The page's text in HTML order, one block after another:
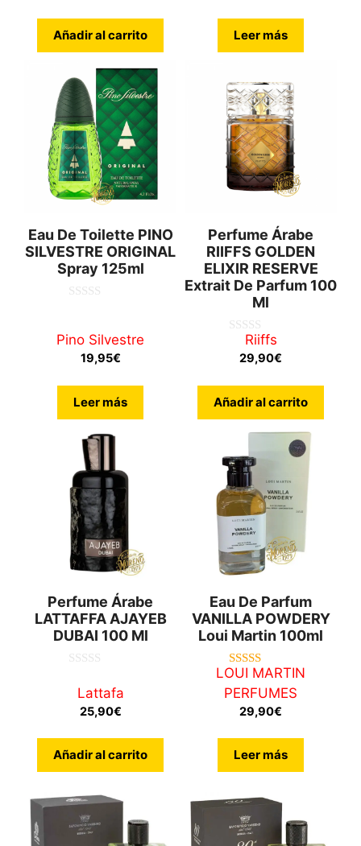
Añadir al carrito Leer más
Eau De Toilette PINO
SILVESTRE ORIGINAL
Spray 125ml
5
Pino Silvestre
19,95€
Leer más
Perfume Árabe
RIIFFS GOLDEN
ELIXIR RESERVE
Extrait De Parfum 100
Ml
Riiffs
29,90€
Añadir al carrito
Perfume Árabe
LATTAFFA AJAYEB
DUBAI 100 Ml
Lattafa
25,90€
Añadir al carrito
Eau De Parfum
VANILLA POWDERY
Loui Martin 100ml
5.00
de 5
LOUI MARTIN
PERFUMES
29,90€
Leer más